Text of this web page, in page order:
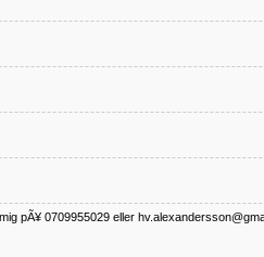
pÃ¥ 0709955029 eller